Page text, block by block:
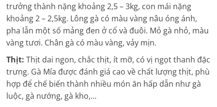
trưởng thành nặng khoảng 2,5 – 3kg, con mái nặng
khoảng 2 – 2,5kg. Lông gà có màu vàng nâu óng ánh,
pha lẫn một số mảng đen ở cổ và đuôi. Mỏ gà nhỏ, màu
vàng tươi. Chân gà có màu vàng, vảy mịn.
Thịt: Thịt dai ngon, chắc thịt, ít mỡ, có vị ngọt thanh đặc
trưng. Gà Mía được đánh giá cao về chất lượng thịt, phù
hợp để chế biến thành nhiều món ăn hấp dẫn như gà
luộc, gà nướng, gà kho,…